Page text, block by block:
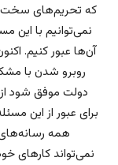
که تحریم‌های
نمی‌توانیم با این
آن‌ها عبور کنیم.
روبرو شدن با
دولت موفق شود
برای عبور از این
همه
نمی‌تواند کارهای